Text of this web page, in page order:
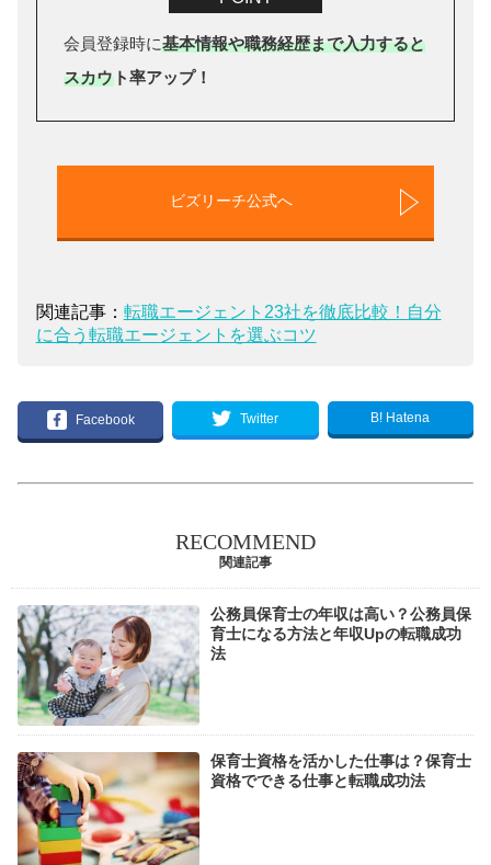
会員登録時に基本情報や職務経歴まで入力すると
スカウト率アップ！
ビズリーチ公式へ
関連記事： 転職エージェント23社を徹底比較！自分
に合う転職エージェントを選ぶコツ
Facebook Twitter B! Hatena
RECOMMEND
関連記事
公務員保育士の年収は高い？公務員保
育士になる方法と年収Upの転職成功
法
保育士資格を活かした仕事は？保育士
資格でできる仕事と転職成功法